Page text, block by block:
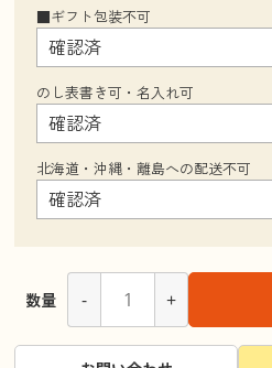
■ギフト包装不可
のし表書き可・名入れ可
北海道・沖縄・離島への配送不可
数量 - +